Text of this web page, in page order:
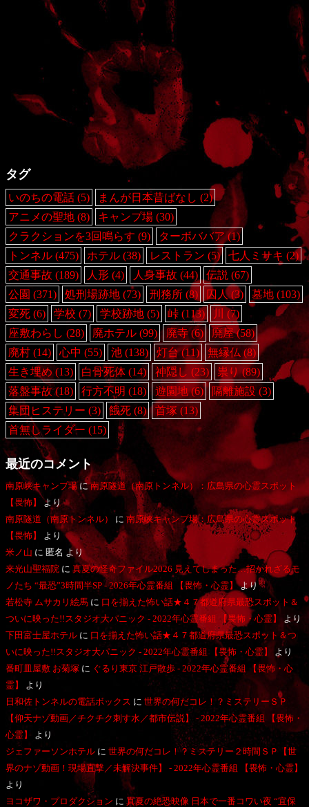
タグ
いのちの電話 (5) まんが日本昔ばなし (2)
アニメの聖地 (8) キャンプ場 (30)
クラクションを3回鳴らす (9) ターボババア(1)
トンネル (475) ホテル (38) レストラン (5) 七人ミサキ (2)
交通事故 (189) 人形 (4) 人身事故 (44) 伝説 (67)
公園 (371) 処刑場跡地 (73) 刑務所(8) 囚人(3) 墓地(103)
変死 (6) 学校 (7) 学校跡地(5) 峠(113) 川
(7)
座敷わらし (28) 廃ホテル (99) 廃寺(6) 廃屋(58)
廃村 (14) 心中 (55) 池(138) 灯台(11) 無縁仏 (8)
生き埋め (13) 白骨死体 (14) 神隠し (23) 祟り(89)
落盤事故(18) 行方不明 (18) 遊園地(6) 隔離施設 (3)
集団ヒステリー (3) 餓死 (8) 首塚 (13)
首無しライダー (15)
最近のコメント
南原峡キャンプ場に南原隧道（南原トンネル）：広島県の心霊スポット
【畏怖】
より
南原隧道（南原トンネル）
に 南原峡キャンプ場：広島県の心霊スポット
【畏怖】
より
米ノ山 に 匿名 より
来光山聖福院 に 真夏の怪奇ファイル2026 見えてしまった…招かれざるモ
ノたち “最恐”3時間半SP - 2026年心霊番組 【畏怖・心霊】より
若松寺 ムサカリ絵馬 に 口を揃えた怖い話★４７都道府県最恐スポット＆
ついに映った!!スタジオ大パニック - 2022年心霊番組 【畏怖・心霊】
より
下田富士屋ホテル に 口を揃えた怖い話★４７都道府県最恐スポット＆つ
いに映った!!スタジオ大パニック - 2022年心霊番組 【畏怖・心霊】
より
番町皿屋敷 お菊塚 に ぐるり東京 江戸散歩 - 2022年心霊番組 【畏怖・心
霊】
より
日和佐トンネルの電話ボックス に 世界の何だコレ！？ミステリーＳＰ
【仰天ナゾ動画／チクチク刺す水／都市伝説】 - 2022年心霊番組 【畏怖・
心霊】
より
ジェファーソンホテル に 世界の何だコレ！？ミステリー２時間ＳＰ【世
界のナゾ動画！現場直撃／未解決事件】 - 2022年心霊番組 【畏怖・心霊】
より
ヨコザワ・プロダクション に 真夏の絶恐映像 日本で一番コワい夜 “宜保